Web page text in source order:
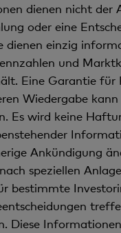
dienen nicht der
oder eine
dienen einzig
und
Eine Garantie für
Wiedergabe
Es wird keine
Ankündigung
speziellen
bestimmte
Diese